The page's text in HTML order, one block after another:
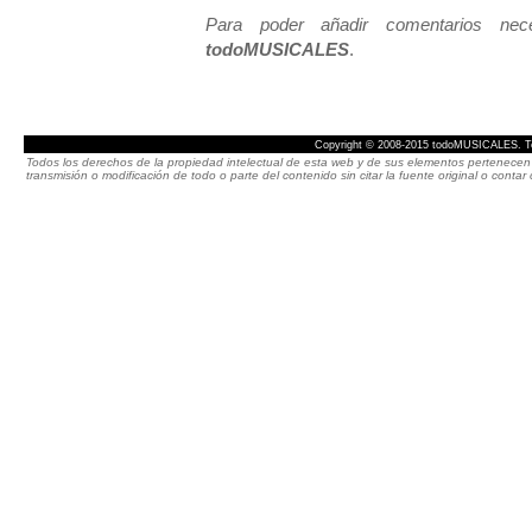
Para poder añadir comentarios
todoMUSICALES.
Copyright © 2008-2015 todoMUSICALES.
Todos los derechos de la propiedad intelectual de esta web y de sus elementos
transmisión o modificación de todo o parte del contenido sin citar la fuente original o